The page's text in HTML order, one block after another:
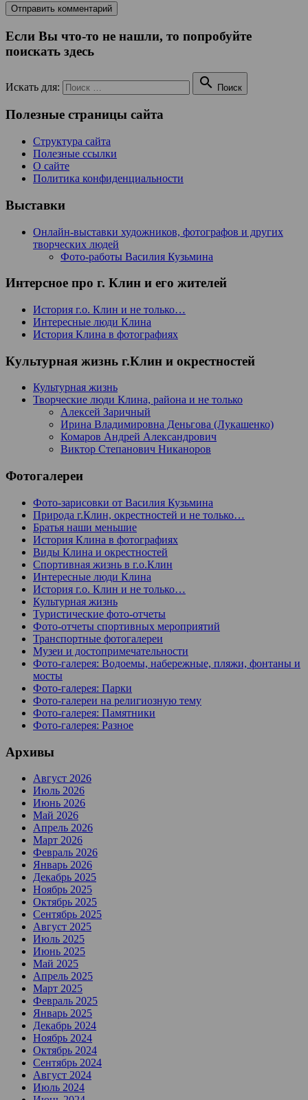
Если Вы что-то не нашли, то попробуйте
поискать здесь
Искать для:  Поиск
Полезные страницы сайта
Структура сайта
Полезные ссылки
О сайте
Политика конфиденциальности
Выставки
Онлайн-выставки художников, фотографов и других
творческих людей
Фото-работы Василия Кузьмина
Интерсное про г. Клин и его жителей
История г.о. Клин и не только…
Интересные люди Клина
История Клина в фотографиях
Культурная жизнь г.Клин и окрестностей
Культурная жизнь
Творческие люди Клина, района и не только
Алексей Заричный
Ирина Владимировна Деньгова (Лукашенко)
Комаров Андрей Александрович
Виктор Степанович Никаноров
Фотогалереи
Фото-зарисовки от Василия Кузьмина
Природа г.Клин, окрестностей и не только…
Братья наши меньшие
История Клина в фотографиях
Виды Клина и окрестностей
Спортивная жизнь в г.о.Клин
Интересные люди Клина
История г.о. Клин и не только…
Культурная жизнь
Туристические фото-отчеты
Фото-отчеты спортивных мероприятий
Транспортные фотогалереи
Музеи и достопримечательности
Фото-галерея: Водоемы, набережные, пляжи, фонтаны и
мосты
Фото-галерея: Парки
Фото-галереи на религиозную тему
Фото-галерея: Памятники
Фото-галерея: Разное
Архивы
Август 2026
Июль 2026
Июнь 2026
Май 2026
Апрель 2026
Март 2026
Февраль 2026
Январь 2026
Декабрь 2025
Ноябрь 2025
Октябрь 2025
Сентябрь 2025
Август 2025
Июль 2025
Июнь 2025
Май 2025
Апрель 2025
Март 2025
Февраль 2025
Январь 2025
Декабрь 2024
Ноябрь 2024
Октябрь 2024
Сентябрь 2024
Август 2024
Июль 2024